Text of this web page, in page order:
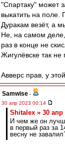
"Спартаку" может
выкатить на поле.
Дуракам везёт, а
Не, на самом
раз в конце не
Жигулёвске так не
Авверс прав, у
Samwise -
30 апр 2023 00:14
Shitalex » 30 апр
И чем же он
в первый раз за
весну не